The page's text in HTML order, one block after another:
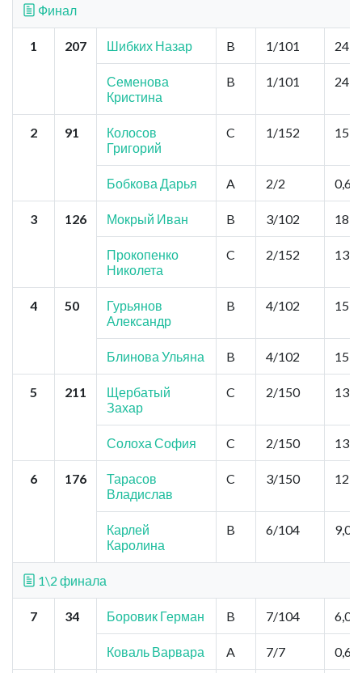
Финал
1 207 Шибких Назар B 1/101 24,0
Семенова
Кристина
B 1/101 24,0
2 91
Колосов
Григорий
C 1/152 15,0
Бобкова Дарья A 2/2 0,6
3 126 Мокрый Иван B 3/102 18,0
Прокопенко
Николета
C 2/152 13,5
4 50
Гурьянов
Александр
B 4/102 15,0
Блинова Ульяна B 4/102 15,0
5 211
Щербатый
Захар
C 2/150 13,5
Солоха София C 2/150 13,5
6 176
Тарасов
Владислав
C 3/150 12,0
Карлей
Каролина
B 6/104 9,0
1\2 финала
7 34 Боровик Герман B 7/104 6,0
Коваль Варвара A 7/7 0,6